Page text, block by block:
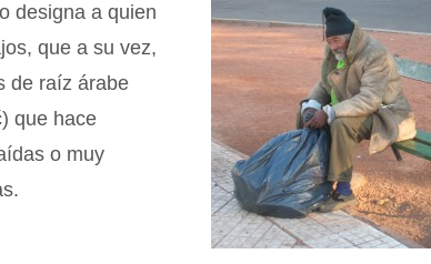
designa a quien
que a su vez,
de raíz árabe
que hace
o muy